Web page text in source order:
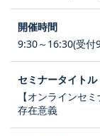
9:30～16:30(受付
【オンラインセ
存在意義